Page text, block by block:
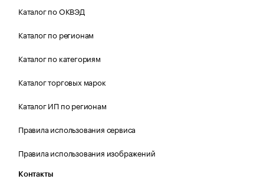
Каталог по ОКВЭД
Каталог по регионам
Каталог по категориям
Каталог торговых марок
Каталог ИП по регионам
Правила использования сервиса
Правила использования изображений
Контакты